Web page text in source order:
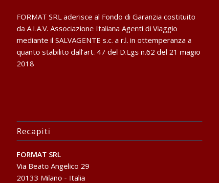
FORMAT SRL aderisce al Fondo di Garanzia costituito
da A.I.A.V. Associazione Italiana Agenti di Viaggio
mediante il SALVAGENTE s.c. a r.l. in ottemperanza a
quanto stabilito dall’art. 47 del D.Lgs n.62 del 21 magio
2018
Recapiti
FORMAT SRL
Via Beato Angelico 29
20133 Milano - Italia